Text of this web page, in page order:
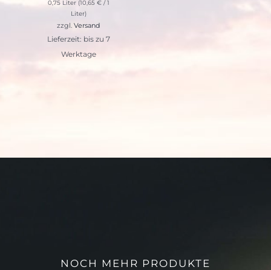
0,75 Liter (10,65 €/ 1
Liter)
zzgl.Versand
Lieferzeit: bis zu 7
Werktage
NOCH MEHR PRODUKTE